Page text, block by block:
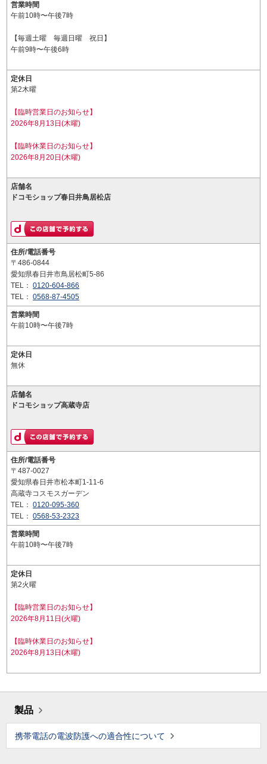
営業時間
午前10時〜午後7時
【毎週土曜 毎週日曜 祝日】
午前9時〜午後6時
定休日
第2木曜
【臨時営業日のお知らせ】
2026年8月13日(木曜)
【臨時休業日のお知らせ】
2026年8月20日(木曜)
店舗名
ドコモショップ春日井鳥居松店
住所/電話番号
〒486-0844
愛知県春日井市鳥居松町5-86
TEL： 0120-604-866
TEL： 0568-87-4505
営業時間
午前10時〜午後7時
定休日
無休
店舗名
ドコモショップ高蔵寺店
住所/電話番号
〒487-0027
愛知県春日井市松本町1-11-6
高蔵寺コスモスガーデン
TEL： 0120-095-360
TEL： 0568-53-2323
営業時間
午前10時〜午後7時
定休日
第2火曜
【臨時営業日のお知らせ】
2026年8月11日(火曜)
【臨時休業日のお知らせ】
2026年8月13日(木曜)
製品
携帯電話の電波防護への適合性について